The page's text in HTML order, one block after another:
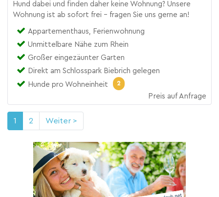
Hund dabei und finden daher keine Wohnung? Unsere
Wohnung ist ab sofort frei - fragen Sie uns gerne an!
Appartementhaus, Ferienwohnung
Unmittelbare Nähe zum Rhein
Großer eingezäunter Garten
Direkt am Schlosspark Biebrich gelegen
Hunde pro Wohneinheit
2
Preis auf Anfrage
1 2 Weiter >